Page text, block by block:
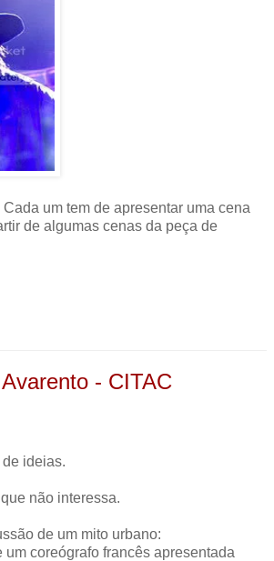
um tem de apresentar uma cena
de algumas cenas da peça de
- CITAC
ideias.
não interessa.
de um mito urbano:
um coreógrafo francês apresentada